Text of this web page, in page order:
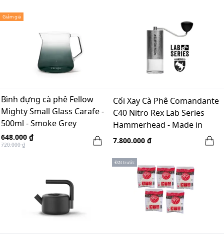
Giảm giá
Bình đựng cà phê Fellow
Mighty Small Glass Carafe -
500ml - Smoke Grey
648.000 ₫
720.000 ₫
Cối Xay Cà Phê Comandante
C40 Nitro Rex Lab Series
Hammerhead - Made in
Germany
7.800.000 ₫
Đặt trước